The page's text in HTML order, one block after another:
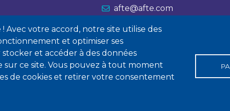
Avec votre accord, notre site utilise des
et optimiser ses
et accéder à des données
sur ce site. Vous pouvez à tout moment
de cookies et retirer votre consentement
afte@afte.com
Nous contacter